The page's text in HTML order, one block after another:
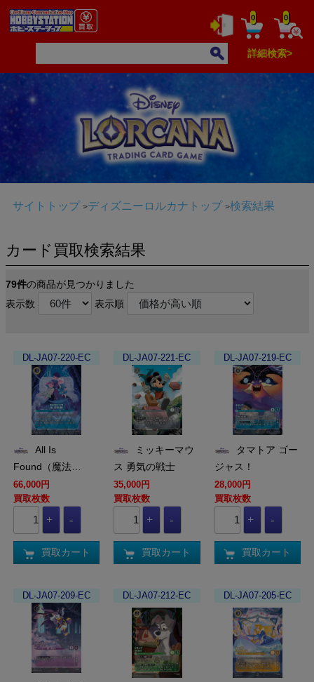
0 0
詳細検索>
サイトトップ ディズニーロルカナトップ 検索結果
カード買取検索結果
79件の商品が見つかりました
表示数
表示順
DL-JA07-220-EC
Found（魔法…
66,000円
買取枚数
買取カート
DL-JA07-221-EC
ス 勇気の戦士
35,000円
買取枚数
買取カート
DL-JA07-219-EC
ジャス！
28,000円
買取枚数
買取カート
DL-JA07-209-EC DL-JA07-212-EC DL-JA07-205-EC